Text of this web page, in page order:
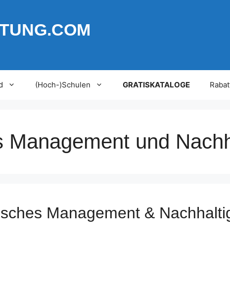
(Hoch-)Schulen GRATISKATALOGE
Management und
Management &